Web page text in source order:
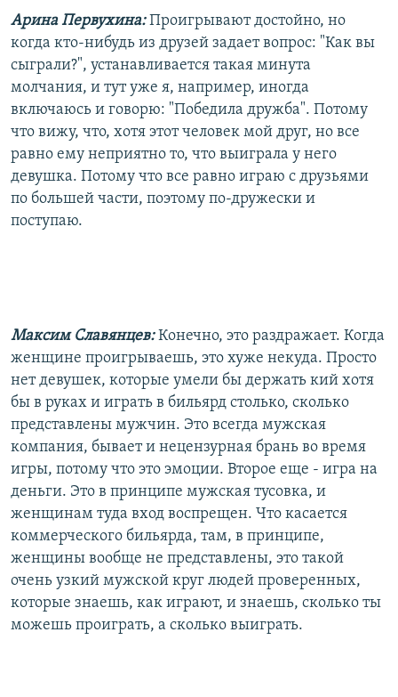
Арина Первухина:Проигрывают достойно, но
когда кто-нибудь из друзей задает вопрос: "Как вы
сыграли?", устанавливается такая минута
молчания, и тут уже я, например, иногда
включаюсь и говорю: "Победила дружба". Потому
что вижу, что, хотя этот человек мой друг, но все
равно ему неприятно то, что выиграла у него
девушка. Потому что все равно играю с друзьями
по большей части, поэтому по-дружески и
поступаю.
Максим Славянцев:Конечно, это раздражает. Когда
женщине проигрываешь, это хуже некуда. Просто
нет девушек, которые умели бы держать кий хотя
бы в руках и играть в бильярд столько, сколько
представлены мужчин. Это всегда мужская
компания, бывает и нецензурная брань во время
игры, потому что это эмоции. Второе еще - игра на
деньги. Это в принципе мужская тусовка, и
женщинам туда вход воспрещен. Что касается
коммерческого бильярда, там, в принципе,
женщины вообще не представлены, это такой
очень узкий мужской круг людей проверенных,
которые знаешь, как играют, и знаешь, сколько ты
можешь проиграть, а сколько выиграть.